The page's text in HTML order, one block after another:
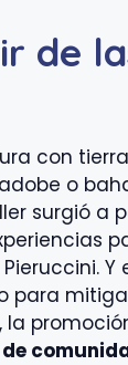
de
con
o
surgió a
Y
para